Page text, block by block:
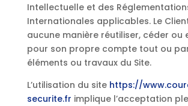
Intellectuelle et des
Internationales applicables. Le
aucune manière réutiliser, céder ou
pour son propre compte tout ou
éléments ou travaux du Site.
L’utilisation du site https://
securite.fr implique l’acceptation